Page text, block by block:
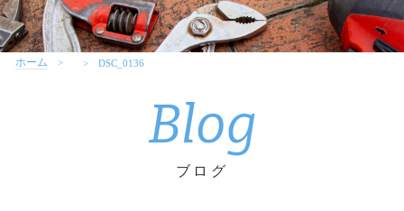
ホーム DSC_0136
Blog
ブログ